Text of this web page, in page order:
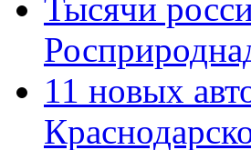
Тысячи
11 новых